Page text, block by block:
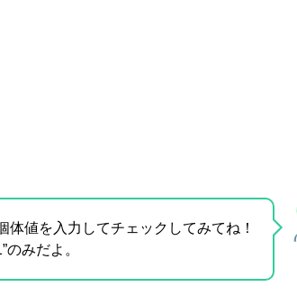
値を入力してチェックしてみてね！
みだよ。